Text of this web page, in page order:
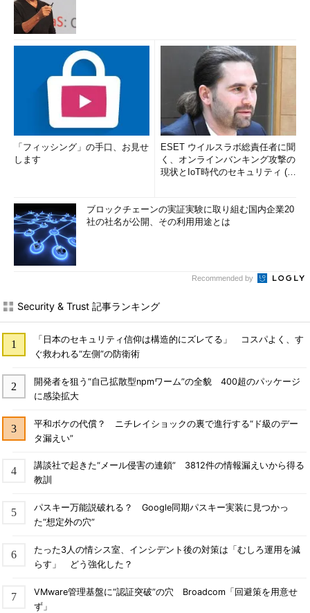
「フィッシング」の手口、お見せ
します
ESET ウイルスラボ総責任者に聞
く、オンラインバンキング攻撃の
現状とIoT時代のセキュリティ (1/
ブロックチェーンの実証実験に取り組む国内企業20
社の社名が公開、その利用用途とは
Recommended by
Security & Trust 記事ランキング
「日本のセキュリティ信仰は構造的にズレてる」 コスパよく、す
ぐ救われる“左側”の防衛術
開発者を狙う“自己拡散型npmワーム”の全貌 400超のパッケージ
に感染拡大
平和ボケの代償？ ニチレイショックの裏で進行する“ド級のデー
タ漏えい”
講談社で起きた“メール侵害の連鎖” 3812件の情報漏えいから得る
教訓
パスキー万能説破れる？ Google同期パスキー実装に見つかっ
た“想定外の穴”
たった3人の情シス室、インシデント後の対策は「むしろ運用を減
らす」 どう強化した？
VMware管理基盤に“認証突破”の穴 Broadcom「回避策を用意せ
ず」